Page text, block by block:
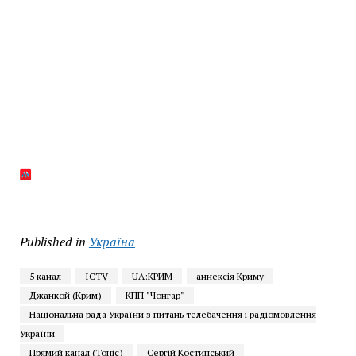
Published in Україна
5 канал ICTV UA:КРИМ
аннексія Криму
Джанкой (Крим)
КПП "Чонгар"
Національна рада України з питань телебачення і радіомовлення
України
Прямий канал (Тоніс)
Сергій Костинський